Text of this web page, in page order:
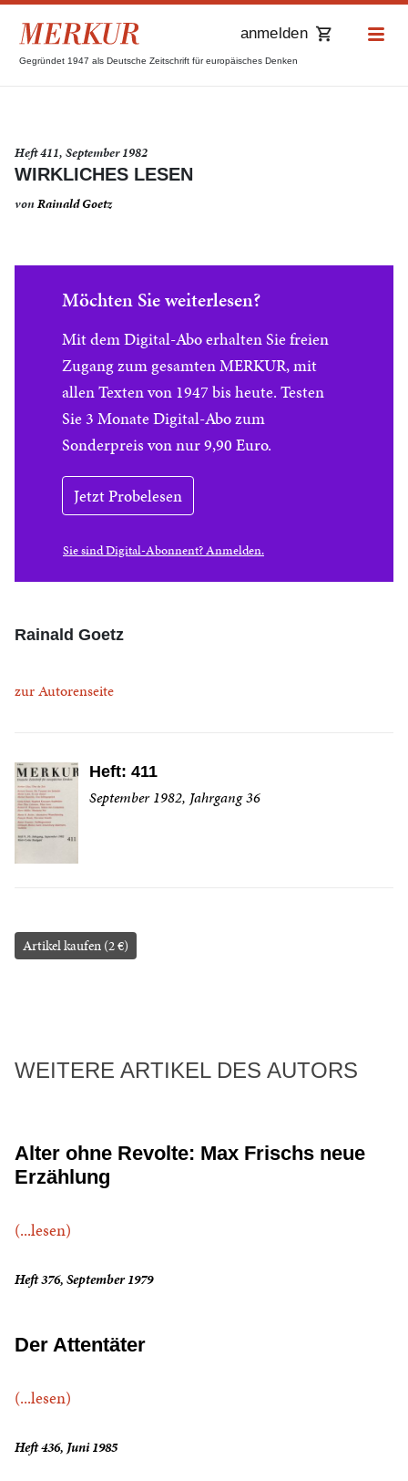
Gegründet 1947 als Deutsche Zeitschrift für europäisches Denken
anmelden
Heft 411, September 1982
WIRKLICHES LESEN
vonRainald Goetz
Möchten Sie weiterlesen?
Mit dem Digital-Abo erhalten Sie freien
Zugang zum gesamten MERKUR, mit
allen Texten von 1947 bis heute. Testen
Sie 3 Monate Digital-Abo zum
Sonderpreis von nur 9,90 Euro.
Jetzt Probelesen
Sie sind Digital-Abonnent? Anmelden.
Rainald Goetz
zur Autorenseite
Heft: 411
September 1982, Jahrgang 36
Artikel kaufen (2 €)
WEITERE ARTIKEL DES AUTORS
Alter ohne Revolte: Max Frischs neue
Erzählung
(...lesen)
Heft 376, September 1979
Der Attentäter
(...lesen)
Heft 436, Juni 1985